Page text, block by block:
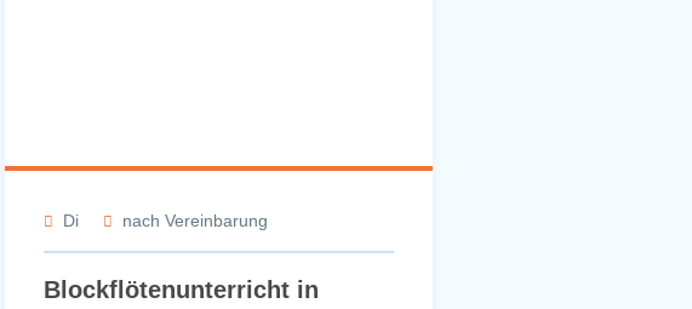
Di nach Vereinbarung
Blockflötenunterricht in